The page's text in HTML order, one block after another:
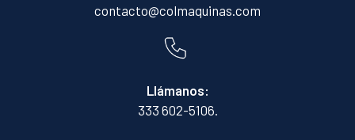
contacto@colmaquinas.com
Llámanos:
333 602-5106.